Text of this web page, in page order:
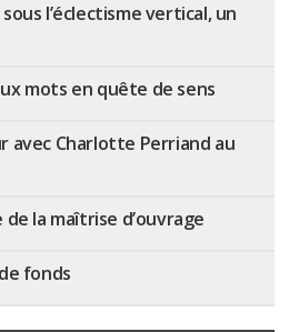
l’éclectisme vertical, un
mots en quête de sens
avec Charlotte Perriand au
de la maîtrise d’ouvrage
fonds